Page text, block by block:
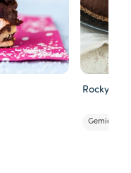
Rocky
Gemiddeld